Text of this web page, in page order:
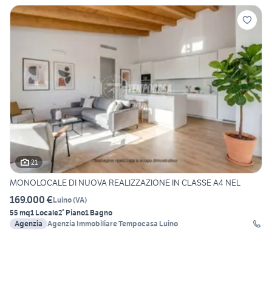
21
MONOLOCALE DI NUOVA REALIZZAZIONE IN CLASSE A4 NEL
169.000 €Luino(VA)
55 mq1 Locale2° Piano1 Bagno
Agenzia Agenzia Immobiliare Tempocasa Luino